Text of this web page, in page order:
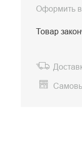
Оформить в
Товар